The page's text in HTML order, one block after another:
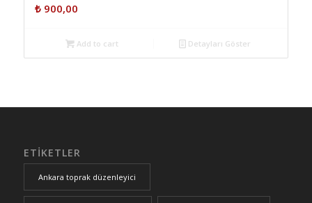
₺900,00
Add to cart Detayları Göster
ETIKETLER
Ankara toprak düzenleyici